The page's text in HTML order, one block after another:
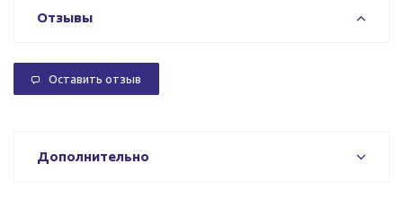
Отзывы
Оставить отзыв
Дополнительно